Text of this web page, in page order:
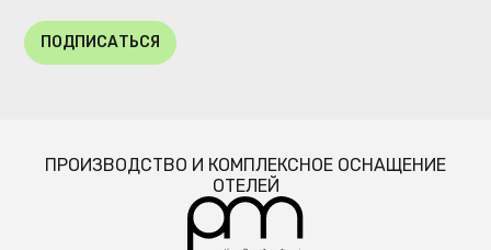
ПОДПИСАТЬСЯ
ПРОИЗВОДСТВО И КОМПЛЕКСНОЕ ОСНАЩЕНИЕ
ОТЕЛЕЙ